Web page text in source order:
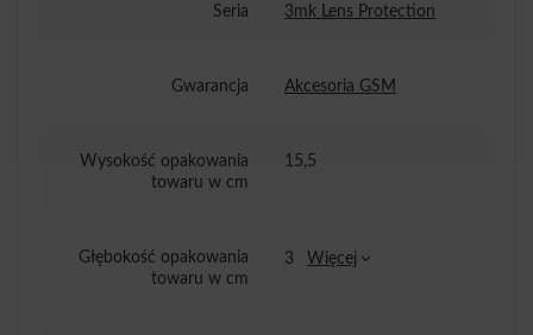
Seria 3mk Lens Protection
Gwarancja Akcesoria GSM
Wysokość opakowania
towaru w cm
15,5
Głębokość opakowania
towaru w cm
3 Więcej